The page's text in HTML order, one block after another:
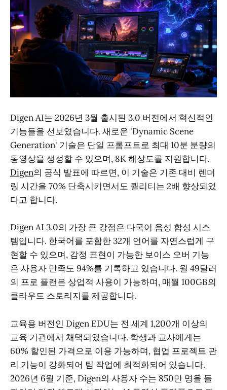
Digen AI는 2026년 3월 출시된 3.0 버전에서 혁신적인
기능들을 선보였습니다. 새로운 'Dynamic Scene
Generation' 기술은 단일 프롬프트로 최대 10분 분량의
동영상을 생성할 수 있으며, 8K 해상도를 지원합니다.
Digen의 공식 발표에 따르면, 이 기술은 기존 대비 렌더
링 시간을 70% 단축시키면서도 퀄리티는 2배 향상되었
다고 합니다.
Digen AI 3.0의 가장 큰 강점은 다국어 음성 합성 시스
템입니다. 한국어를 포함한 32개 언어를 자연스럽게 구
현할 수 있으며, 감정 표현이 가능한 보이스 오버 기능
은 사용자 만족도 94%를 기록하고 있습니다. 월 49달러
의 프로 플랜은 상업적 사용이 가능하며, 매월 100GB의
클라우드 스토리지를 제공합니다.
교육용 버전인 Digen EDU는 전 세계 1,200개 이상의
교육 기관에서 채택되었습니다. 학생과 교사에게는
60% 할인된 가격으로 이용 가능하며, 협업 프로젝트 관
리 기능이 강화되어 팀 작업에 최적화되어 있습니다.
2026년 6월 기준, Digen의 사용자 수는 850만 명을 돌